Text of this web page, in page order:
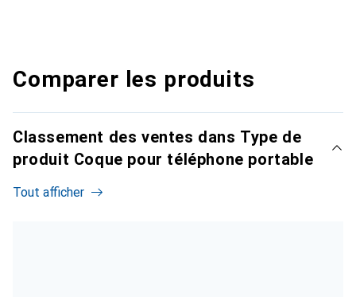
Comparer les produits
Classement des ventes dans Type de
produit Coque pour téléphone portable
Tout afficher